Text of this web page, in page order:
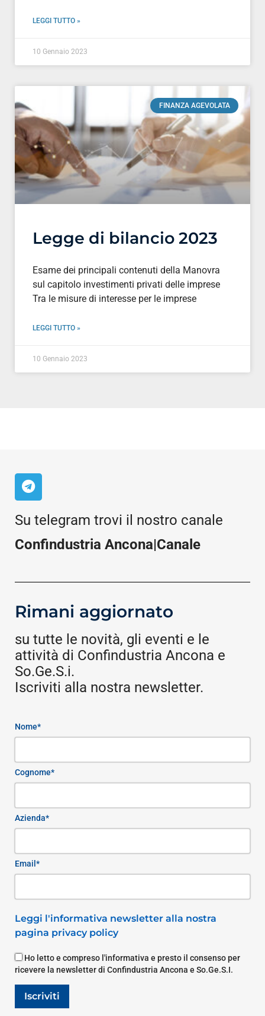
LEGGI TUTTO »
10 Gennaio 2023
FINANZA AGEVOLATA
Legge di bilancio 2023
Esame dei principali contenuti della Manovra
sul capitolo investimenti privati delle imprese
Tra le misure di interesse per le imprese
LEGGI TUTTO »
10 Gennaio 2023
Su telegram trovi il nostro canale
Confindustria Ancona|Canale
Rimani aggiornato
su tutte le novità, gli eventi e le
attività di Confindustria Ancona e
So.Ge.S.i.
Iscriviti alla nostra newsletter.
Nome*
Cognome*
Azienda*
Email*
Leggi l'informativa newsletter alla nostra
pagina privacy policy
Ho letto e compreso l'informativa e presto il consenso per
ricevere la newsletter di Confindustria Ancona e So.Ge.S.I.
Iscriviti